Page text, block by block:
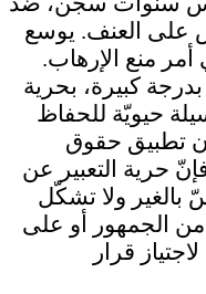
على العنف. يوسع
أمر منع الإرهاب.
كبيرة، بحرية
حيويّة للحفاظ
تطبيق حقوق
حرية التعبير عن
بالغير ولا تشكّل
الجمهور أو على
قرار